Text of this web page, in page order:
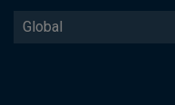
Global